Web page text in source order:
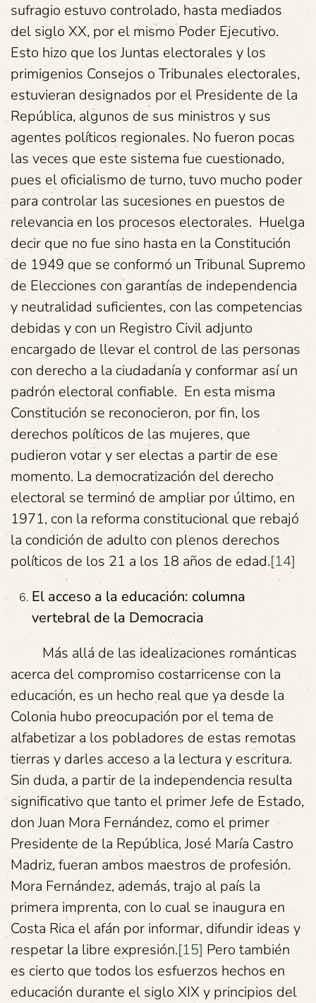
sufragio estuvo controlado, hasta mediados
del siglo XX, por el mismo Poder Ejecutivo.
Esto hizo que los Juntas electorales y los
primigenios Consejos o Tribunales electorales,
estuvieran designados por el Presidente de la
República, algunos de sus ministros y sus
agentes políticos regionales. No fueron pocas
las veces que este sistema fue cuestionado,
pues el oficialismo de turno, tuvo mucho poder
para controlar las sucesiones en puestos de
relevancia en los procesos electorales. Huelga
decir que no fue sino hasta en la Constitución
de 1949 que se conformó un Tribunal Supremo
de Elecciones con garantías de independencia
y neutralidad suficientes, con las competencias
debidas y con un Registro Civil adjunto
encargado de llevar el control de las personas
con derecho a la ciudadanía y conformar así un
padrón electoral confiable. En esta misma
Constitución se reconocieron, por fin, los
derechos políticos de las mujeres, que
pudieron votar y ser electas a partir de ese
momento. La democratización del derecho
electoral se terminó de ampliar por último, en
1971, con la reforma constitucional que rebajó
la condición de adulto con plenos derechos
políticos de los 21 a los 18 años de edad.[14]
El acceso a la educación: columna
vertebral de la Democracia
Más allá de las idealizaciones románticas
acerca del compromiso costarricense con la
educación, es un hecho real que ya desde la
Colonia hubo preocupación por el tema de
alfabetizar a los pobladores de estas remotas
tierras y darles acceso a la lectura y escritura.
Sin duda, a partir de la independencia resulta
significativo que tanto el primer Jefe de Estado,
don Juan Mora Fernández, como el primer
Presidente de la República, José María Castro
Madriz, fueran ambos maestros de profesión.
Mora Fernández, además, trajo al país la
primera imprenta, con lo cual se inaugura en
Costa Rica el afán por informar, difundir ideas y
respetar la libre expresión.[15] Pero también
es cierto que todos los esfuerzos hechos en
educación durante el siglo XIX y principios del